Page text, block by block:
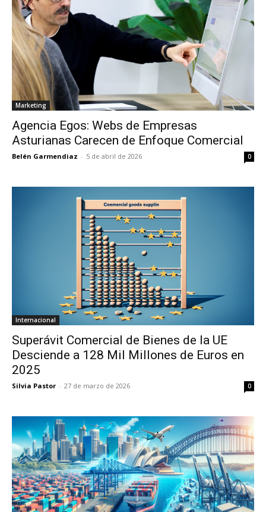
Marketing
Agencia Egos: Webs de Empresas
Asturianas Carecen de Enfoque Comercial
Belén Garmendiaz - 5 de abril de 2026 0
Internacional
Superávit Comercial de Bienes de la UE
Desciende a 128 Mil Millones de Euros en
2025
Silvia Pastor - 27 de marzo de 2026 0